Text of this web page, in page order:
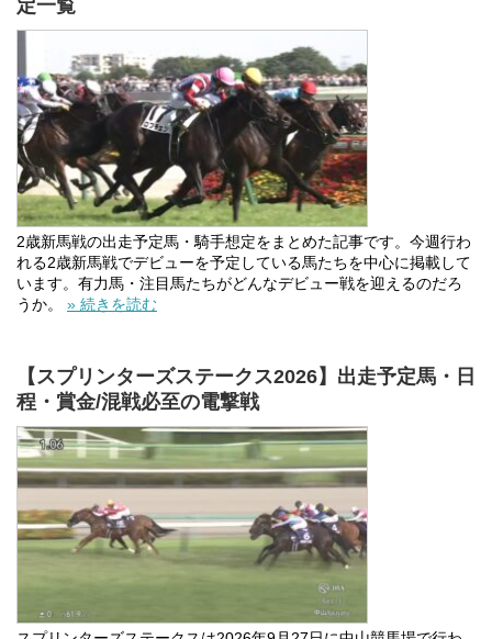
定一覧
2歳新馬戦の出走予定馬・騎手想定をまとめた記事です。今週行わ
れる2歳新馬戦でデビューを予定している馬たちを中心に掲載して
います。有力馬・注目馬たちがどんなデビュー戦を迎えるのだろ
うか。 » 続きを読む
【スプリンターズステークス2026】出走予定馬・日
程・賞金/混戦必至の電撃戦